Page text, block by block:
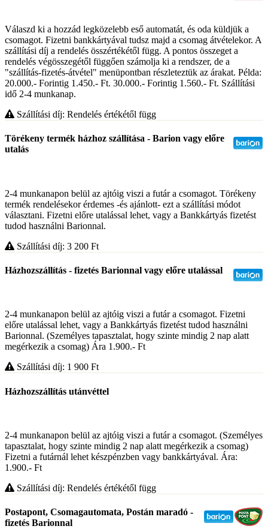
Válaszd ki a hozzád legközelebb eső automatát, és oda küldjük a
csomagot. Fizetni bankkártyával tudsz majd a csomag átvételekor. A
szállítási díj a rendelés összértékétől függ. A pontos összeget a
rendelés végösszegétől függően számolja ki a rendszer, de a
"szállítás-fizetés-átvétel" menüpontban részleteztük az árakat. Példa:
20.000.- Forintig 1.450.- Ft. 30.000.- Forintig 1.560.- Ft. Szállítási
idő 2-4 munkanap.
Szállítási díj: Rendelés értékétől függ
Törékeny termék házhoz szállítása - Barion vagy előre
utalás
2-4 munkanapon belül az ajtóig viszi a futár a csomagot. Törékeny
termék rendelésekor érdemes -és ajánlott- ezt a szállítási módot
választani. Fizetni előre utalással lehet, vagy a Bankkártyás fizetést
tudod használni Barionnal.
Szállítási díj: 3 200 Ft
Házhozszállítás - fizetés Barionnal vagy előre utalással
2-4 munkanapon belül az ajtóig viszi a futár a csomagot. Fizetni
előre utalással lehet, vagy a Bankkártyás fizetést tudod használni
Barionnal. (Személyes tapasztalat, hogy szinte mindig 2 nap alatt
megérkezik a csomag) Ára 1.900.- Ft
Szállítási díj: 1 900 Ft
Házhozszállítás utánvéttel
2-4 munkanapon belül az ajtóig viszi a futár a csomagot. (Személyes
tapasztalat, hogy szinte mindig 2 nap alatt megérkezik a csomag)
Fizetni a futárnál lehet készpénzben vagy bankkártyával. Ára:
1.900.- Ft
Szállítási díj: Rendelés értékétől függ
Postapont, Csomagautomata, Postán maradó -
fizetés Barionnal